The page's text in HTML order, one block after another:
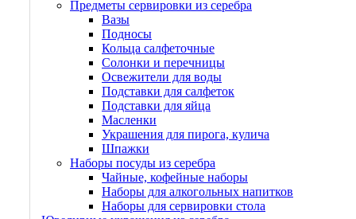
Предметы сервировки из серебра
Вазы
Подносы
Кольца салфеточные
Солонки и перечницы
Освежители для воды
Подставки для салфеток
Подставки для яйца
Масленки
Украшения для пирога, кулича
Шпажки
Наборы посуды из серебра
Чайные, кофейные наборы
Наборы для алкогольных напитков
Наборы для сервировки стола